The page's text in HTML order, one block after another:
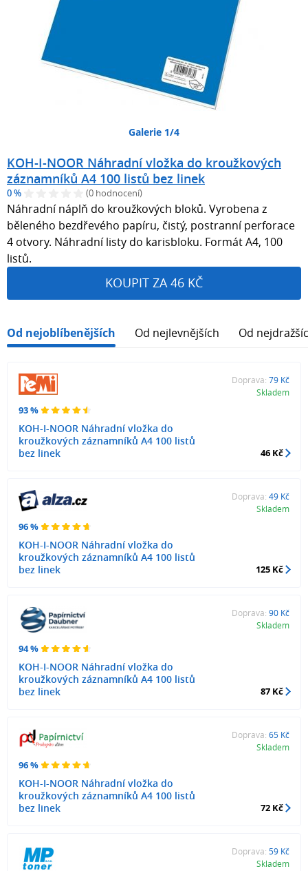
Galerie 1/4
KOH-I-NOOR Náhradní vložka do kroužkových
záznamníků A4 100 listů bez linek
0 % (0 hodnocení)
Náhradní náplň do kroužkových bloků. Vyrobena z
běleného bezdřevého papíru, čistý, postranní perforace
4 otvory. Náhradní listy do karisbloku. Formát A4, 100
listů.
KOUPIT ZA 46 KČ
Od nejoblíbenějších Od nejlevnějších Od
93 %
KOH-I-NOOR Náhradní vložka do
kroužkových záznamníků A4 100 listů
bez linek
Doprava: 79 Kč
Skladem
46 Kč
96 %
KOH-I-NOOR Náhradní vložka do
kroužkových záznamníků A4 100 listů
bez linek
Doprava: 49 Kč
Skladem
125 Kč
94 %
KOH-I-NOOR Náhradní vložka do
kroužkových záznamníků A4 100 listů
bez linek
Doprava: 90 Kč
Skladem
87 Kč
96 %
KOH-I-NOOR Náhradní vložka do
kroužkových záznamníků A4 100 listů
bez linek
Doprava: 65 Kč
Skladem
72 Kč
Doprava: 59 Kč
Skladem